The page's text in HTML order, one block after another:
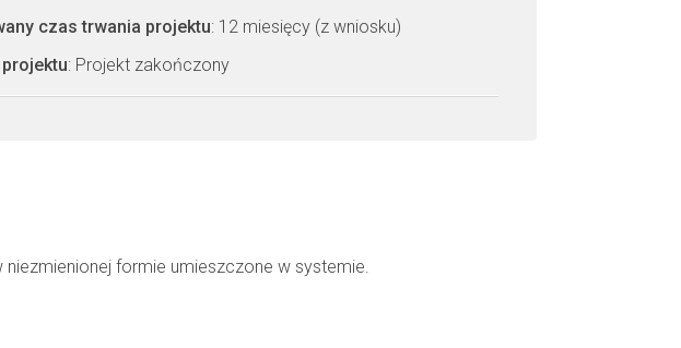
czas trwania projektu: 12 miesięcy (z wniosku)
: Projekt zakończony
formie umieszczone w systemie.